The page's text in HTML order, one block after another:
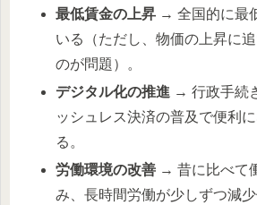
最低賃金の上昇 → 全国的に最
いる（ただし、物価の上昇に
のが問題）。
デジタル化の推進 → 行政手続
ッシュレス決済の普及で便利
る。
労働環境の改善 → 昔に比べて
み、長時間労働が少しずつ減